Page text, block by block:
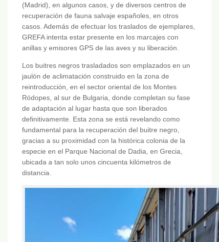
(Madrid), en algunos casos, y de diversos centros de
recuperación de fauna salvaje españoles, en otros
casos. Además de efectuar los traslados de ejemplares,
GREFA intenta estar presente en los marcajes con
anillas y emisores GPS de las aves y su liberación.
Los buitres negros trasladados son emplazados en un
jaulón de aclimatación construido en la zona de
reintroducción, en el sector oriental de los Montes
Ródopes, al sur de Bulgaria, donde completan su fase
de adaptación al lugar hasta que son liberados
definitivamente. Esta zona se está revelando como
fundamental para la recuperación del buitre negro,
gracias a su proximidad con la histórica colonia de la
especie en el Parque Nacional de Dadia, en Grecia,
ubicada a tan solo unos cincuenta kilómetros de
distancia.